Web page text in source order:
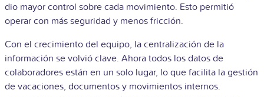
dio mayor control sobre cada movimiento. Esto permitió
operar con más seguridad y menos fricción.
Con el crecimiento del equipo, la centralización de la
información se volvió clave. Ahora todos los datos de
colaboradores están en un solo lugar, lo que facilita la gestión
de vacaciones, documentos y movimientos internos.